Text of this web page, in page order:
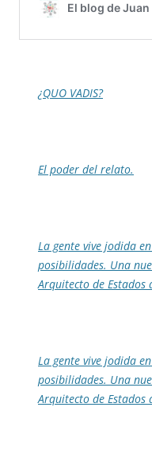
¿QUO VADIS?
El poder del relato.
La gente vive jodida
posibilidades. Una
Arquitecto de Estados
La gente vive jodida
posibilidades. Una
Arquitecto de Estados